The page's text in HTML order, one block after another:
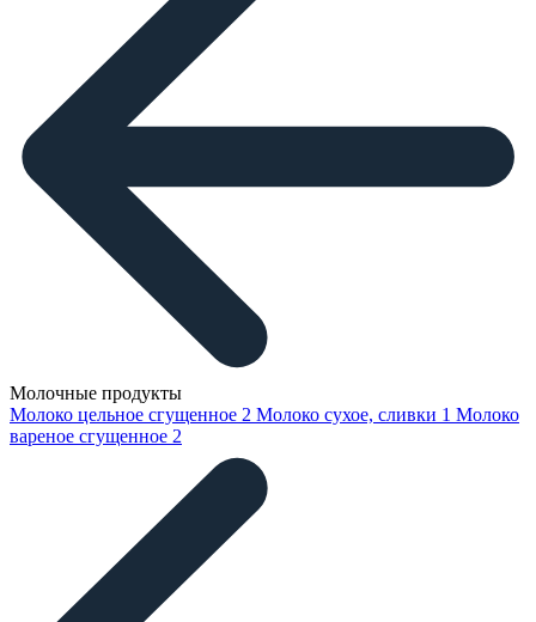
Молочные продукты
Молоко цельное сгущенное 2 Молоко сухое, сливки 1 Молоко
вареное сгущенное 2